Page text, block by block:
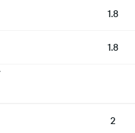
1.8
1.8
2